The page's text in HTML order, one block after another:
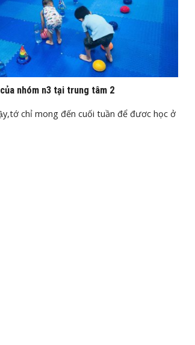
nhóm n3 tại trung tâm 2
chỉ mong đến cuối tuần để đươc học ở